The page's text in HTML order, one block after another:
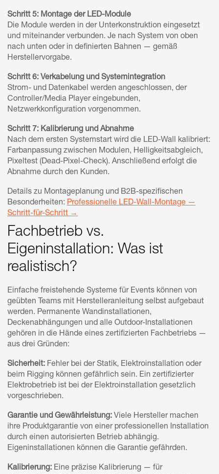
Schritt 5: Montage der LED-Module
Die Module werden in der Unterkonstruktion eingesetzt
und miteinander verbunden. Je nach System von oben
nach unten oder in definierten Bahnen — gemäß
Herstellervorgabe.
Schritt 6: Verkabelung und Systemintegration
Strom- und Datenkabel werden angeschlossen, der
Controller/Media Player eingebunden,
Netzwerkkonfiguration vorgenommen.
Schritt 7: Kalibrierung und Abnahme
Nach dem ersten Systemstart wird die LED-Wall kalibriert:
Farbanpassung zwischen Modulen, Helligkeitsabgleich,
Pixeltest (Dead-Pixel-Check). Anschließend erfolgt die
Abnahme durch den Kunden.
Details zu Montageplanung und B2B-spezifischen
Besonderheiten: Professionelle LED-Wall-Montage —
Schritt-für-Schritt →
Fachbetrieb vs.
Eigeninstallation: Was ist
realistisch?
Einfache freistehende Systeme für Events können von
geübten Teams mit Herstelleranleitung selbst aufgebaut
werden. Permanente Wandinstallationen,
Deckenabhängungen und alle Outdoor-Installationen
gehören in die Hände eines zertifizierten Fachbetriebs —
aus drei Gründen:
Sicherheit: Fehler bei der Statik, Elektroinstallation oder
beim Rigging können gefährlich sein. Ein zertifizierter
Elektrobetrieb ist bei der Elektroinstallation gesetzlich
vorgeschrieben.
Garantie und Gewährleistung: Viele Hersteller machen
ihre Produktgarantie von einer professionellen Installation
durch einen autorisierten Betrieb abhängig.
Eigeninstallationen können die Garantie gefährden.
Kalibrierung: Eine präzise Kalibrierung — für